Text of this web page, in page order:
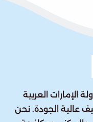
الإمارات العربية
عالية الجودة. نحن